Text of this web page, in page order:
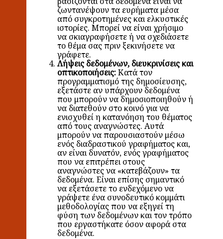
ζωντανέψουν τα ευρήματα μέσα
από συγκροτημένες και ελκυστικές
ιστορίες. Μπορεί να είναι χρήσιμο
να σκιαγραφήσετε ή να σχεδιάσετε
το θέμα σας πριν ξεκινήσετε να
γράφετε.
Λήψεις δεδομένων, διευκρινίσεις και
οπτικοποιήσεις:Κατά τον
προγραμματισμό της δημοσίευσης,
εξετάστε αν υπάρχουν δεδομένα
που μπορούν να δημοσιοποιηθούν ή
να διατεθούν στο κοινό για να
ενισχυθεί η κατανόηση του θέματος
από τους αναγνώστες. Αυτά
μπορούν να παρουσιαστούν μέσω
ενός διαδραστικού γραφήματος και,
αν είναι δυνατόν, ενός γραφήματος
που να επιτρέπει στους
αναγνώστες να «κατεβάζουν» τα
δεδομένα. Είναι επίσης σημαντικό
να εξετάσετε το ενδεχόμενο να
γράψετε ένα συνοδευτικό κομμάτι
μεθοδολογίας που να εξηγεί τη
φύση των δεδομένων και τον τρόπο
που εργαστήκατε όσον αφορά στα
δεδομένα.